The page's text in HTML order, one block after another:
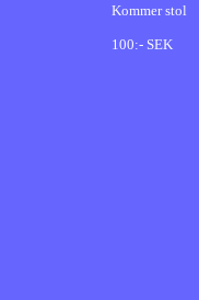
Kommer stol
100:- SEK